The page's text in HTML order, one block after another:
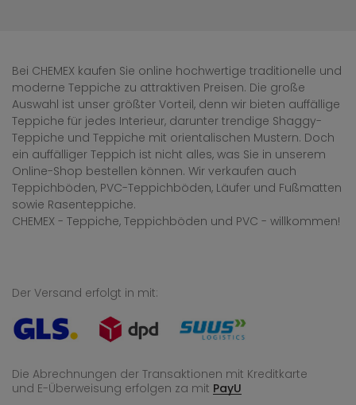
Bei CHEMEX kaufen Sie online hochwertige traditionelle und
moderne Teppiche zu attraktiven Preisen. Die große
Auswahl ist unser größter Vorteil, denn wir bieten auffällige
Teppiche für jedes Interieur, darunter trendige Shaggy-
Teppiche und Teppiche mit orientalischen Mustern. Doch
ein auffälliger Teppich ist nicht alles, was Sie in unserem
Online-Shop bestellen können. Wir verkaufen auch
Teppichböden, PVC-Teppichböden, Läufer und Fußmatten
sowie Rasenteppiche.
CHEMEX - Teppiche, Teppichböden und PVC - willkommen!
Der Versand erfolgt in mit:
Die Abrechnungen der Transaktionen mit Kreditkarte
und E-Überweisung erfolgen za mit PayU